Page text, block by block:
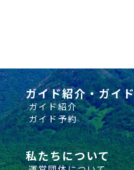
ガイド紹介・ガイ
ガイド紹介
ガイド予約
私たちについて